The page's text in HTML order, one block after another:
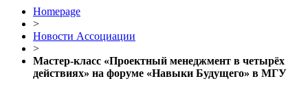
Homepage
>
Новости Ассоциации
>
Мастер-класс «Проектный менеджмент в четырёх
действиях» на форуме «Навыки Будущего» в МГУ